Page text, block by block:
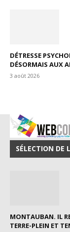
DÉTRESSE
DÉSORMAIS AUX
3 août 2026
SÉLECTION DE
MONTAUBAN. IL
TERRE-PLEIN ET